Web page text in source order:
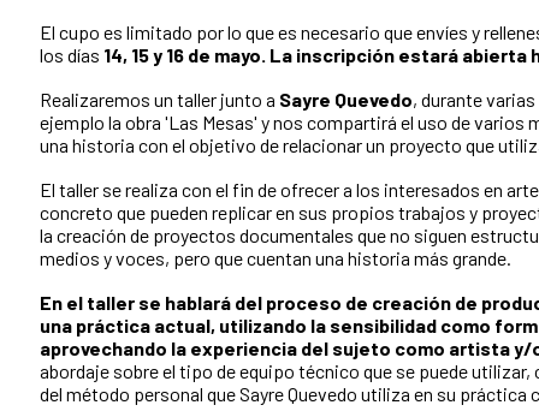
El cupo es limitado por lo que es necesario que envíes y
los días 14, 15 y 16 de mayo. La inscripción estará abierta
Realizaremos un taller junto a Sayre Quevedo, durante
ejemplo la obra 'Las Mesas' y nos compartirá el uso de varios
una historia con el objetivo de relacionar un proyecto que
El taller se realiza con el fin de ofrecer a los interesados en
concreto que pueden replicar en sus propios trabajos y
la creación de proyectos documentales que no siguen
medios y voces, pero que cuentan una historia más grande.
En el taller se hablará del proceso de creación de
una práctica actual, utilizando la sensibilidad como
aprovechando la experiencia del sujeto como artista
abordaje sobre el tipo de equipo técnico que se puede
del método personal que Sayre Quevedo utiliza en su